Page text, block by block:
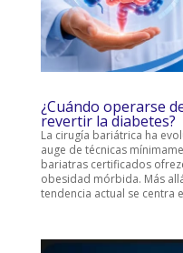
¿Cuándo operarse
revertir la diabetes?
La cirugía bariátrica ha
auge de técnicas
bariatras certificados
obesidad mórbida. Más
tendencia actual se centra